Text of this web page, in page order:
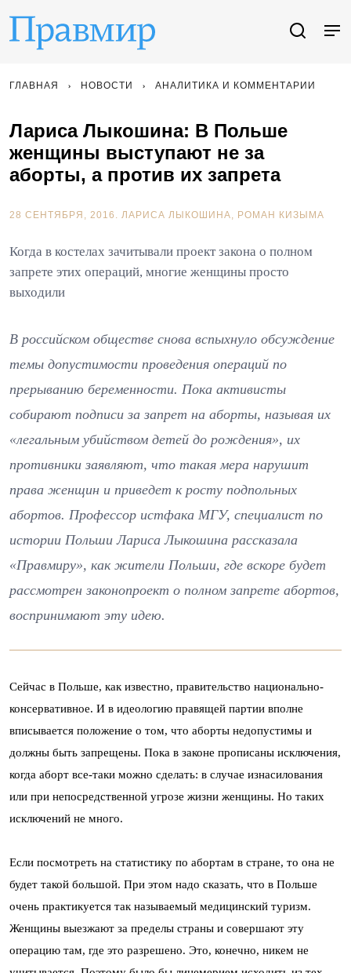
ГЛАВНАЯ НОВОСТИ АНАЛИТИКА И КОММЕНТАРИИ
Лариса Лыкошина: В Польше
женщины выступают не за
аборты, а против их запрета
28 СЕНТЯБРЯ, 2016. ЛАРИСА ЛЫКОШИНА РOМАН КИЗЫМА
Когда в костелах зачитывали проект закона о полном
запрете этих операций, многие женщины просто
выходили
В российском обществе снова вспыхнуло обсуждение
темы допустимости проведения операций по
прерыванию беременности. Пока активисты
собирают подписи за запрет на аборты, называя их
«легальным убийством детей до рождения», их
противники заявляют, что такая мера нарушит
права женщин и приведет к росту подпольных
абортов. Профессор истфака МГУ, специалист по
истории Польши Лариса Лыкошина рассказала
«Правмиру», как жители Польши, где вскоре будет
рассмотрен законопроект о полном запрете абортов,
воспринимают эту идею.
Сейчас в Польше, как известно, правительство национально-
консервативное. И в идеологию правящей партии вполне
вписывается положение о том, что аборты недопустимы и
должны быть запрещены. Пока в законе прописаны исключения,
когда аборт все-таки можно сделать: в случае изнасилования
или при непосредственной угрозе жизни женщины. Но таких
исключений не много.
Если посмотреть на статистику по абортам в стране, то она не
будет такой большой. При этом надо сказать, что в Польше
очень практикуется так называемый медицинский туризм.
Женщины выезжают за пределы страны и совершают эту
операцию там, где это разрешено. Это, конечно, никем не